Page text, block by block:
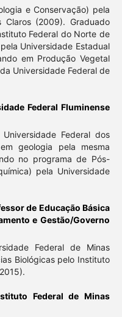
e Conservação) pela
Claros (2009). Graduado
Federal do Norte de
Universidade Estadual
em Produção Vegetal
Universidade Federal de
Federal Fluminense
Federal dos
geologia pela mesma
no programa de Pós-
pela Universidade
de Educação Básica
e Gestão/Governo
Federal de Minas
Biológicas pelo Instituto
Federal de Minas